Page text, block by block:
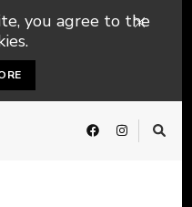
you agree to the